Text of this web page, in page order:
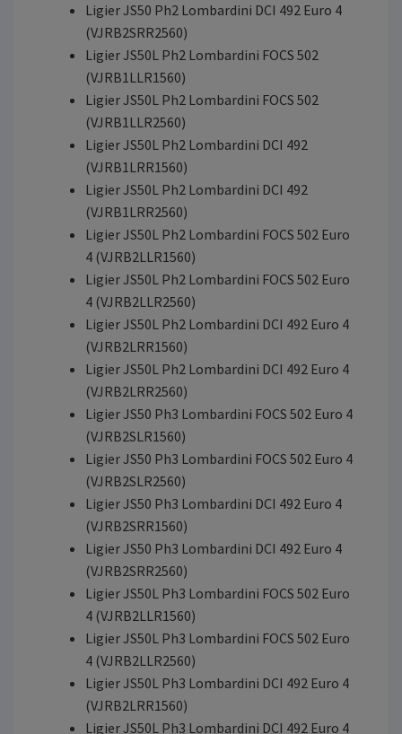
Ligier JS50 Ph2 Lombardini DCI 492 Euro 4
(VJRB2SRR2560)
Ligier JS50L Ph2 Lombardini FOCS 502
(VJRB1LLR1560)
Ligier JS50L Ph2 Lombardini FOCS 502
(VJRB1LLR2560)
Ligier JS50L Ph2 Lombardini DCI 492
(VJRB1LRR1560)
Ligier JS50L Ph2 Lombardini DCI 492
(VJRB1LRR2560)
Ligier JS50L Ph2 Lombardini FOCS 502 Euro
4 (VJRB2LLR1560)
Ligier JS50L Ph2 Lombardini FOCS 502 Euro
4 (VJRB2LLR2560)
Ligier JS50L Ph2 Lombardini DCI 492 Euro 4
(VJRB2LRR1560)
Ligier JS50L Ph2 Lombardini DCI 492 Euro 4
(VJRB2LRR2560)
Ligier JS50 Ph3 Lombardini FOCS 502 Euro 4
(VJRB2SLR1560)
Ligier JS50 Ph3 Lombardini FOCS 502 Euro 4
(VJRB2SLR2560)
Ligier JS50 Ph3 Lombardini DCI 492 Euro 4
(VJRB2SRR1560)
Ligier JS50 Ph3 Lombardini DCI 492 Euro 4
(VJRB2SRR2560)
Ligier JS50L Ph3 Lombardini FOCS 502 Euro
4 (VJRB2LLR1560)
Ligier JS50L Ph3 Lombardini FOCS 502 Euro
4 (VJRB2LLR2560)
Ligier JS50L Ph3 Lombardini DCI 492 Euro 4
(VJRB2LRR1560)
Ligier JS50L Ph3 Lombardini DCI 492 Euro 4